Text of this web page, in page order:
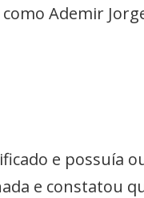
Ademir
e possuía
e constatou